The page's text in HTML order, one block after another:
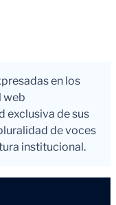
en los
web
exclusiva de sus
de voces
institucional.